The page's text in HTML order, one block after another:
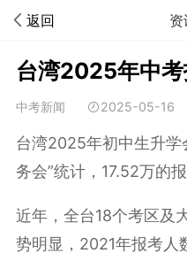
返回
台湾2025年中
中考新闻 2025-05-16
台湾2025年初中生升学
务会”统计，17.52万的
近年，全台18个考区及
势明显，2021年报考